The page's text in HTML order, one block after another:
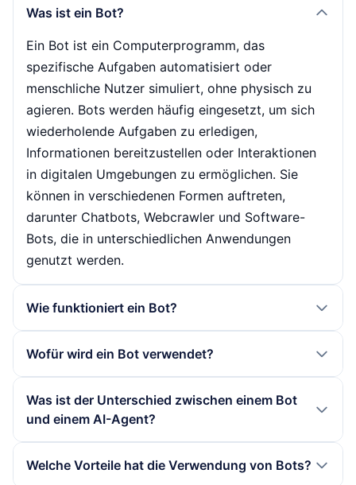
Was ist ein Bot?
Ein Bot ist ein Computerprogramm, das
spezifische Aufgaben automatisiert oder
menschliche Nutzer simuliert, ohne physisch zu
agieren. Bots werden häufig eingesetzt, um sich
wiederholende Aufgaben zu erledigen,
Informationen bereitzustellen oder Interaktionen
in digitalen Umgebungen zu ermöglichen. Sie
können in verschiedenen Formen auftreten,
darunter Chatbots, Webcrawler und Software-
Bots, die in unterschiedlichen Anwendungen
genutzt werden.
Wie funktioniert ein Bot?
Anweisungen und Algorithmen, die es ihnen
nutzen oft APIs, um mit anderen
Softwareanwendungen zu kommunizieren, und
können durch maschinelles Lernen verbessert
werden. Bei Chatbots beispielsweise wird
Wofür wird ein Bot verwendet?
darunter Kundenservice, Datenanalyse, Marketing
und Prozessautomatisierung. Sie können
Webseiten eingesetzt werden, um Kundenanfragen
Was ist der Unterschied zwischen einem Bot
und einem AI-Agent?
einem AI-Agent liegt in der Autonomie. Während
Welche Vorteile hat die Verwendung von Bots?